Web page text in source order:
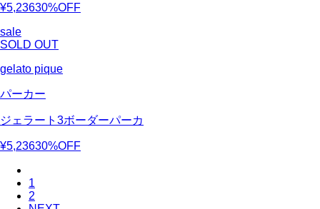
¥5,23630%OFF
sale
SOLD OUT
gelato pique
パーカー
ジェラート3ボーダーパーカ
¥5,23630%OFF
1
2